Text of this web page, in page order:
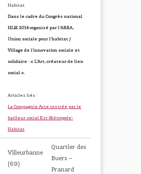
Habitat.
Dans le cadre du Congrès national
HLM 2014 organisé par l’ARRA,
Union sociale pour l’habitat /
Village de l’innovation sociale et
solidaire : « L’Art, créateur de lien
social ».
Articles liés :
La Compagnie Acte invitée par le
bailleur social Est-Métropole-
Habitat
Villeurbanne
(69)
Quartier des
Buers –
Pranard